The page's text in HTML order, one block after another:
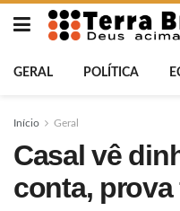
GERAL POLÍTICA
Início Geral
Casal vê
conta, prova